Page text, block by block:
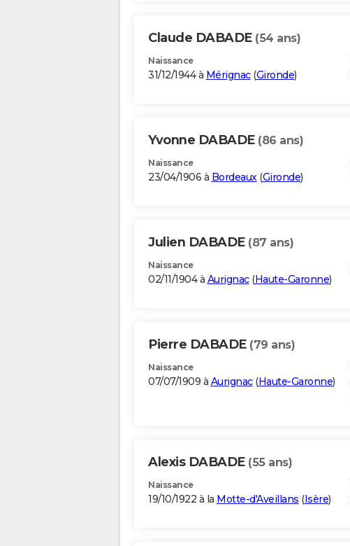
Claude DABADE (54 ans)
Naissance
31/12/1944 à Mérignac(Gironde)
Yvonne DABADE (86 ans)
Naissance
23/04/1906 à Bordeaux(Gironde)
Julien DABADE (87 ans)
Naissance
02/11/1904 à Aurignac(Haute-Garonne)
Pierre DABADE (79 ans)
Naissance
07/07/1909 à Aurignac(Haute-Garonne)
Alexis DABADE (55 ans)
Naissance
19/10/1922 à la Motte-d'Aveillans (Isère)